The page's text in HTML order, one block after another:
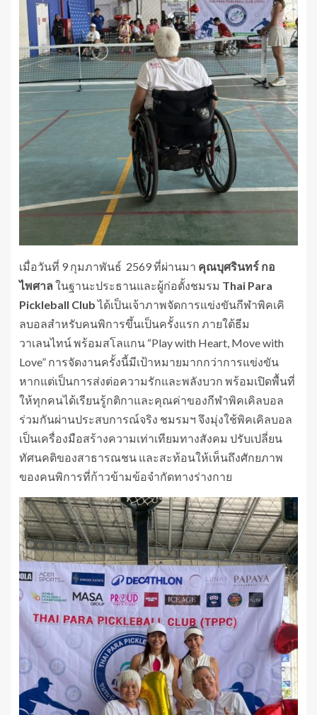
เมื่อวันที่ 9 กุมภาพันธ์ 2569 ที่ผ่านมา คุณบุศรินทร์ กอ
ไพศาล ในฐานะประธานและผู้ก่อตั้งชมรม Thai Para
Pickleball Clubได้เป็นเจ้าภาพจัดการแข่งขันกีฬาพิคเคิ
ลบอลสำหรับคนพิการขึ้นเป็นครั้งแรก ภายใต้ธีม
วาเลนไทน์ พร้อมสโลแกน “Play with Heart, Move with
Love” การจัดงานครั้งนี้มีเป้าหมายมากกว่าการแข่งขัน
หากแต่เป็นการส่งต่อความรักและพลังบวก พร้อมเปิดพื้นที่
ให้ทุกคนได้เรียนรู้กติกาและคุณค่าของกีฬาพิคเคิลบอล
ร่วมกันผ่านประสบการณ์จริง ชมรมฯ จึงมุ่งใช้พิคเคิลบอล
เป็นเครื่องมือสร้างความเท่าเทียมทางสังคม ปรับเปลี่ยน
ทัศนคติของสาธารณชน และสะท้อนให้เห็นถึงศักยภาพ
ของคนพิการที่ก้าวข้ามข้อจำกัดทางร่างกาย